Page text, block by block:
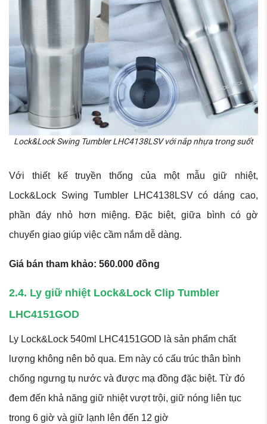
Lock&Lock Swing Tumbler LHC4138LSV với nắp nhựa trong suốt
Với thiết kế truyền thống của một mẫu giữ nhiệt,
Lock&Lock Swing Tumbler LHC4138LSV có dáng cao,
phần đáy nhỏ hơn miệng. Đặc biệt, giữa bình có gờ
chuyển giao giúp việc cầm nắm dễ dàng.
Giá bán tham khảo: 560.000 đồng
2.4. Ly giữ nhiệt Lock&Lock Clip Tumbler
LHC4151GOD
Ly Lock&Lock 540ml LHC4151GOD là sản phẩm chất
lượng không nên bỏ qua. Em này có cấu trúc thân bình
chống ngưng tụ nước và được mạ đồng đặc biệt. Từ đó
đem đến khả năng giữ nhiệt vượt trội, giữ nóng liên tục
trong 6 giờ và giữ lạnh lên đến 12 giờ